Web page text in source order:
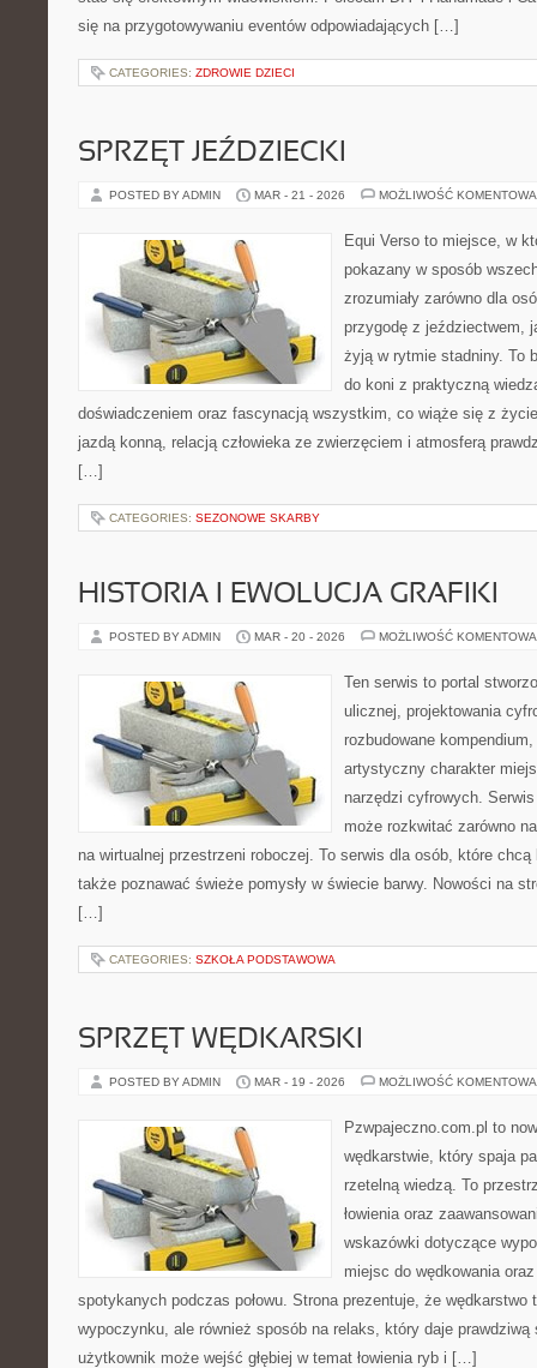
się na przygotowywaniu eventów odpowiadających […]
CATEGORIES: ZDROWIE DZIECI
SPRZĘT JEŹDZIECKI
POSTED BY ADMIN MAR - 21 - 2026 MOŻLIWOŚĆ
Equi Verso to miejsce, w
pokazany w sposób
zrozumiały zarówno dla
przygodę z jeździectwem,
żyją w rytmie stadniny. To
do koni z praktyczną
doświadczeniem oraz fascynacją wszystkim, co wiąże się z
jazdą konną, relacją człowieka ze zwierzęciem i atmosferą
[…]
CATEGORIES: SEZONOWE SKARBY
HISTORIA I EWOLUCJA GRAFIKI
POSTED BY ADMIN MAR - 20 - 2026 MOŻLIWOŚĆ
Ten serwis to portal
ulicznej, projektowania
rozbudowane
artystyczny charakter
narzędzi cyfrowych.
może rozkwitać zarówno
na wirtualnej przestrzeni roboczej. To serwis dla osób, które
także poznawać świeże pomysły w świecie barwy. Nowości na
[…]
CATEGORIES: SZKOŁA PODSTAWOWA
SPRZĘT WĘDKARSKI
POSTED BY ADMIN MAR - 19 - 2026 MOŻLIWOŚĆ
Pzwpajeczno.com.pl to
wędkarstwie, który spaja
rzetelną wiedzą. To
łowienia oraz
wskazówki dotyczące
miejsc do wędkowania
spotykanych podczas połowu. Strona prezentuje, że wędkarstwo
wypoczynku, ale również sposób na relaks, który daje
użytkownik może wejść głębiej w temat łowienia ryb i […]